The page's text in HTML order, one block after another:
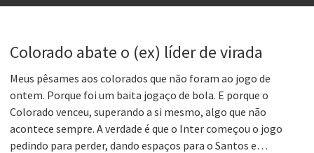
Esse tal de Rock Gaúcho
Voto obrigatório é correto?
Se queres salvar o mundo, o veganismo não é a resposta
Colorado abate o (ex) líder de virada
Meus pêsames aos colorados que não foram ao jogo de
ontem. Porque foi um baita jogaço de bola. E porque o
Colorado venceu, superando a si mesmo, algo que não
acontece sempre. A verdade é que o Inter começou o jogo
pedindo para perder, dando espaços para o Santos e…